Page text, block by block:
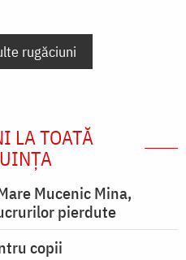
rugăciuni
LA TOATĂ
Mucenic Mina,
pierdute
copii